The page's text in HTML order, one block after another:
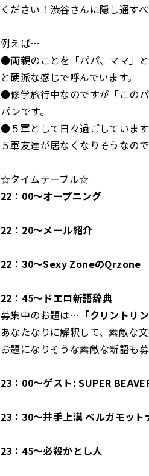
ください！渋谷さんに隠し通す
例えば…
●両親のことを「パパ、ママ」
と硬派な感じで呼んでいます。
●修学旅行中なのですが「この
パンです。
●５軍として日々過ごしていま
５軍友達が居なくなりそうなの
☆タイムテーブル☆
22 ： 00～オープニング
22 ： 20～メール紹介
22 ：30～Sexy ZoneのQrzone
22 ： 45～ドエロ新語辞典
募集中のお題は… 「クリントリン
あなたなりに解釈して、素敵な
お題になりそうな素敵な新語も
23 ： 00～ゲスト: SUPER
23：30～井手上漠 ベルガモット
23 ： 45～必殺かとし人